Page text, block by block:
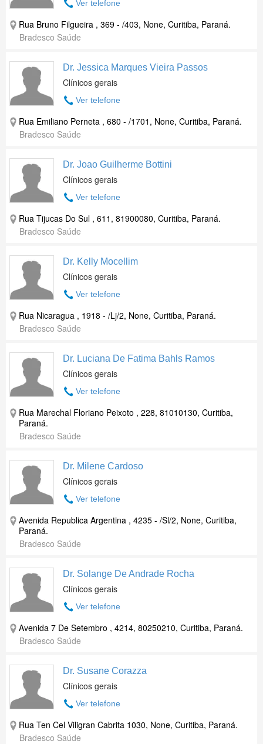
Ver telefone
Rua Bruno Filgueira , 369 - /403, None, Curitiba, Paraná.
Bradesco Saúde
Dr. Jessica Marques Vieira Passos
Clínicos gerais
Ver telefone
Rua Emiliano Perneta , 680 - /1701, None, Curitiba, Paraná.
Bradesco Saúde
Dr. Joao Guilherme Bottini
Clínicos gerais
Ver telefone
Rua Tijucas Do Sul , 611, 81900080, Curitiba, Paraná.
Bradesco Saúde
Dr. Kelly Mocellim
Clínicos gerais
Ver telefone
Rua Nicaragua , 1918 - /Lj/2, None, Curitiba, Paraná.
Bradesco Saúde
Dr. Luciana De Fatima Bahls Ramos
Clínicos gerais
Ver telefone
Rua Marechal Floriano Peixoto , 228, 81010130, Curitiba,
Paraná.
Bradesco Saúde
Dr. Milene Cardoso
Clínicos gerais
Ver telefone
Avenida Republica Argentina , 4235 - /Sl/2, None, Curitiba,
Paraná.
Bradesco Saúde
Dr. Solange De Andrade Rocha
Clínicos gerais
Ver telefone
Avenida 7 De Setembro , 4214, 80250210, Curitiba, Paraná.
Bradesco Saúde
Dr. Susane Corazza
Clínicos gerais
Ver telefone
Rua Ten Cel Viligran Cabrita 1030, None, Curitiba, Paraná.
Bradesco Saúde